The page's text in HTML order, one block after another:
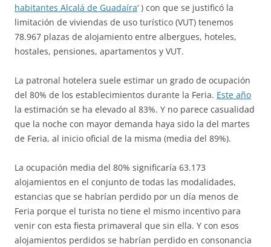
habitantes Alcalá de Guadaíra‘ ) con que se justificó la
limitación de viviendas de uso turístico (VUT) tenemos
78.967 plazas de alojamiento entre albergues, hoteles,
hostales, pensiones, apartamentos y VUT.
La patronal hotelera suele estimar un grado de ocupación
del 80% de los establecimientos durante la Feria. Este año
la estimación se ha elevado al 83%. Y no parece casualidad
que la noche con mayor demanda haya sido la del martes
de Feria, al inicio oficial de la misma (media del 89%).
La ocupación media del 80% significaría 63.173
alojamientos en el conjunto de todas las modalidades,
estancias que se habrían perdido por un día menos de
Feria porque el turista no tiene el mismo incentivo para
venir con esta fiesta primaveral que sin ella. Y con esos
alojamientos perdidos se habrían perdido en consonancia